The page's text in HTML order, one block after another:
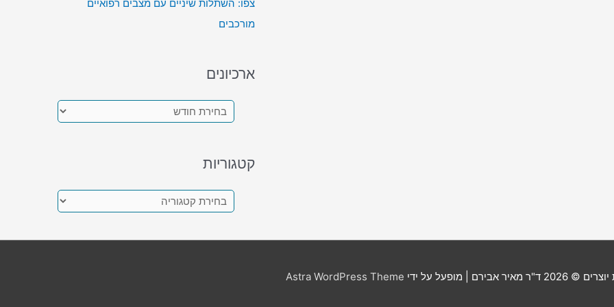
צפו: השתלות שיניים עם מצבים רפואיים
מורכבים
ארכיונים
יקטגוריות
ג
© 2026 ד"ר מאיר אבירם | מופעל על ידי Astra WordPress Theme